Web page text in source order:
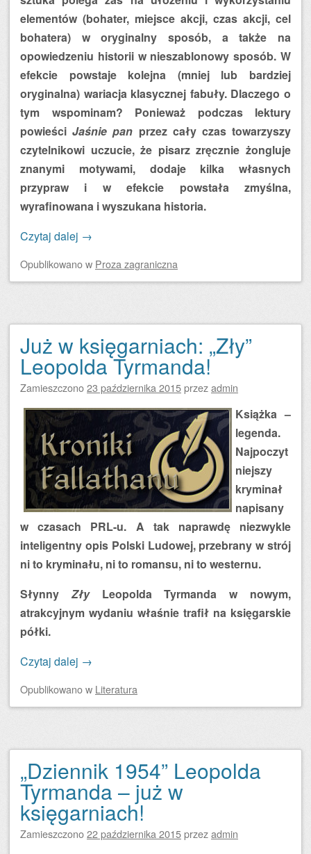
elementów (bohater, miejsce akcji, czas akcji, cel
bohatera) w oryginalny sposób, a także na
opowiedzeniu historii w nieszablonowy sposób. W
efekcie powstaje kolejna (mniej lub bardziej
oryginalna) wariacja klasycznej fabuły. Dlaczego o
tym wspominam? Ponieważ podczas lektury
powieściJaśnie pan przez cały czas towarzyszy
czytelnikowi uczucie, że pisarz zręcznie żongluje
znanymi motywami, dodaje kilka własnych
przypraw i w efekcie powstała zmyślna,
wyrafinowana i wyszukana historia.
Czytaj dalej →
Opublikowanow Proza zagraniczna
Już w księgarniach: „Zły”
Leopolda Tyrmanda!
Zamieszczono23 października 2015przezadmin
Książka –
legenda.
Najpoczyt
niejszy
kryminał
napisany
w czasach PRL-u. A tak naprawdę niezwykle
inteligentny opis Polski Ludowej, przebrany w strój
ni to kryminału, ni to romansu, ni to westernu.
Słynny ZłyLeopolda Tyrmanda w nowym,
atrakcyjnym wydaniu właśnie trafił na księgarskie
półki.
Czytaj dalej →
Opublikowanow Literatura
„Dziennik 1954” Leopolda
Tyrmanda – już w
księgarniach!
Zamieszczono22 października 2015przezadmin